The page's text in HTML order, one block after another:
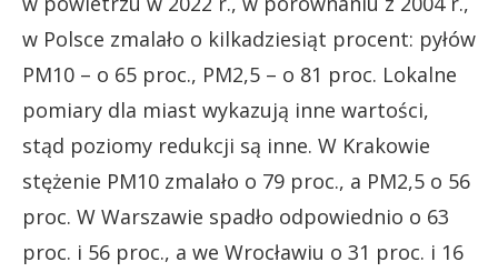
w Polsce zmalało o kilkadziesiąt procent: pyłów
PM10 – o 65 proc., PM2,5 – o 81 proc. Lokalne
pomiary dla miast wykazują inne wartości,
stąd poziomy redukcji są inne. W Krakowie
stężenie PM10 zmalało o 79 proc., a PM2,5 o 56
proc. W Warszawie spadło odpowiednio o 63
proc. i 56 proc., a we Wrocławiu o 31 proc. i 16